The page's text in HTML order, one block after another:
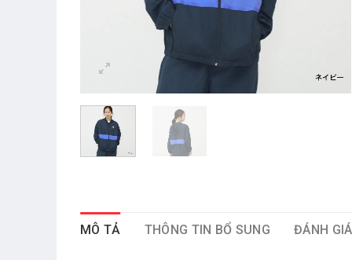
MÔ TẢ THÔNG TIN BỔ SUNG ĐÁNH